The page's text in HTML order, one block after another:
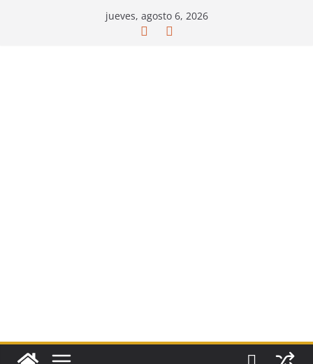
jueves, agosto 6, 2026